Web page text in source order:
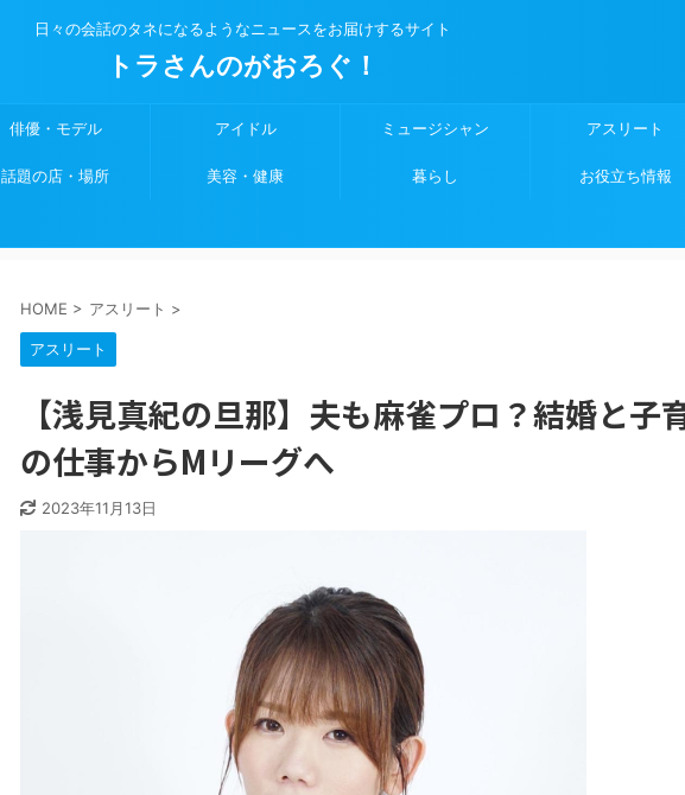
日々の会話のタネになるようなニュースをお届けするサイト
トラさんのがおろぐ！
俳優・モデル アイドル ミュージシャン アスリート
話題の店・場所 美容・健康 暮らし お役立ち情報
HOME > アスリート >
アスリート
【浅見真紀の旦那】夫も麻雀プロ？結婚と子
の仕事からMリーグへ
2023年11月13日